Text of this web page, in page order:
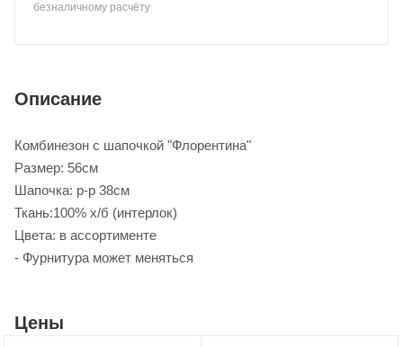
безналичному расчёту
Описание
Комбинезон с шапочкой "Флорентина"
Размер: 56см
Шапочка: р-р 38см
Ткань:100% х/б (интерлок)
Цвета: в ассортименте
- Фурнитура может меняться
Цены